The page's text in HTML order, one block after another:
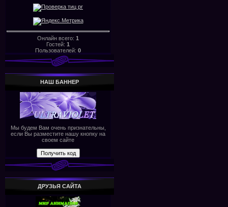
Онлайн всего: 1
Гостей: 1
Пользователей: 0
НАШ БАHHЕР
Мы будем Вам очень признательны,
если Вы разместите нашу кнопку на
своем сайте
ДРУЗЬЯ САЙТА